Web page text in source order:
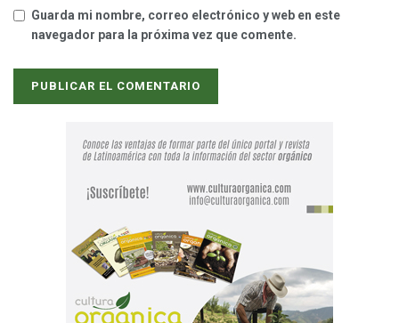
Guarda mi nombre, correo electrónico y web en este
navegador para la próxima vez que comente.